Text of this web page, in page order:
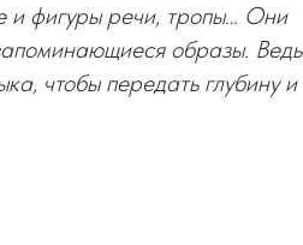
и фигуры речи, тропы… Они
образы. Ведь
чтобы передать глубину и